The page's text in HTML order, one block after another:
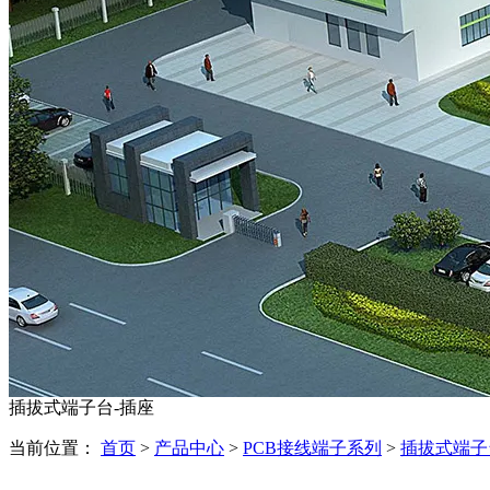
插拔式端子台-插座
当前位置： 首页 > 产品中心 > PCB接线端子系列 > 插拔式端